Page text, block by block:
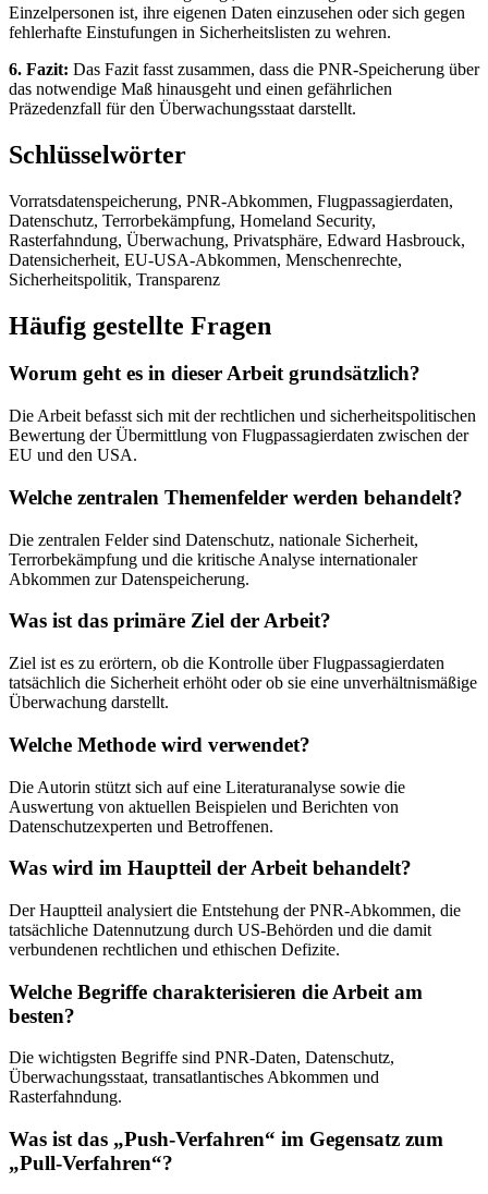
Einzelpersonen ist, ihre eigenen Daten einzusehen oder sich gegen
fehlerhafte Einstufungen in Sicherheitslisten zu wehren.
6. Fazit: Das Fazit fasst zusammen, dass die PNR-Speicherung über
das notwendige Maß hinausgeht und einen gefährlichen
Präzedenzfall für den Überwachungsstaat darstellt.
Schlüsselwörter
Vorratsdatenspeicherung, PNR-Abkommen, Flugpassagierdaten,
Datenschutz, Terrorbekämpfung, Homeland Security,
Rasterfahndung, Überwachung, Privatsphäre, Edward Hasbrouck,
Datensicherheit, EU-USA-Abkommen, Menschenrechte,
Sicherheitspolitik, Transparenz
Häufig gestellte Fragen
Worum geht es in dieser Arbeit grundsätzlich?
Die Arbeit befasst sich mit der rechtlichen und sicherheitspolitischen
Bewertung der Übermittlung von Flugpassagierdaten zwischen der
EU und den USA.
Welche zentralen Themenfelder werden behandelt?
Die zentralen Felder sind Datenschutz, nationale Sicherheit,
Terrorbekämpfung und die kritische Analyse internationaler
Abkommen zur Datenspeicherung.
Was ist das primäre Ziel der Arbeit?
Ziel ist es zu erörtern, ob die Kontrolle über Flugpassagierdaten
tatsächlich die Sicherheit erhöht oder ob sie eine unverhältnismäßige
Überwachung darstellt.
Welche Methode wird verwendet?
Die Autorin stützt sich auf eine Literaturanalyse sowie die
Auswertung von aktuellen Beispielen und Berichten von
Datenschutzexperten und Betroffenen.
Was wird im Hauptteil der Arbeit behandelt?
Der Hauptteil analysiert die Entstehung der PNR-Abkommen, die
tatsächliche Datennutzung durch US-Behörden und die damit
verbundenen rechtlichen und ethischen Defizite.
Welche Begriffe charakterisieren die Arbeit am
besten?
Die wichtigsten Begriffe sind PNR-Daten, Datenschutz,
Überwachungsstaat, transatlantisches Abkommen und
Rasterfahndung.
Was ist das „Push-Verfahren“ im Gegensatz zum
„Pull-Verfahren“?